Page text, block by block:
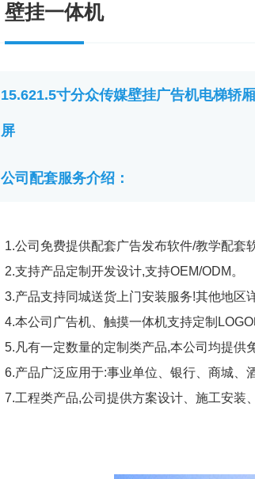
壁挂一体机
15.621.5寸分众传媒壁挂广告机电梯轿
屏
公司配套服务介绍：
1.公司免费提供配套广告发布软件/教学配套
2.支持产品定制开发设计,支持OEM/ODM。
3.产品支持同城送货上门安装服务!其他地区
4.本公司广告机、触摸一体机支持定制LOGO
5.凡有一定数量的定制类产品,本公司均提供
6.产品广泛应用于:事业单位、银行、商城、
7.工程类产品,公司提供方案设计、施工安装